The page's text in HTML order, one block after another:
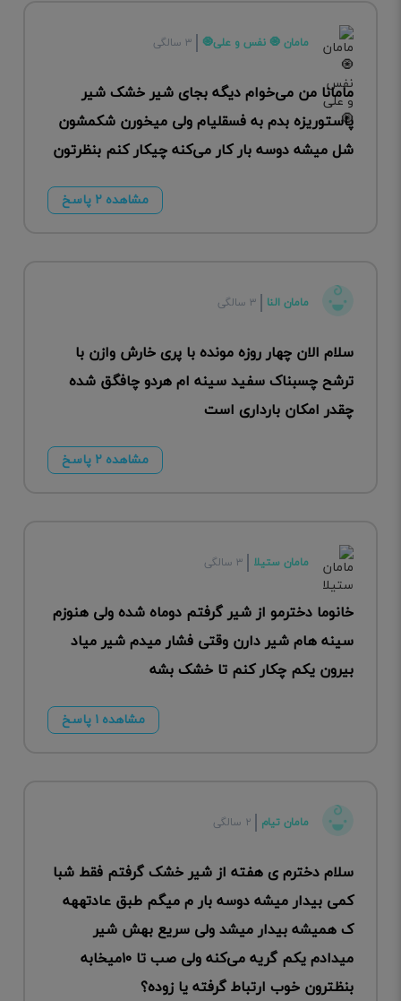
مامان 🧿 نفس و علی🧿 ۳ سالگی
مامانا من می‌خوام دیگه بجای شیر خشک شیر
پاستوریزه بدم به فسقلیام ولی میخورن شکمشون
شل میشه دوسه بار کار می‌کنه چیکار کنم بنظرتون
مشاهده ۲ پاسخ
مامان النا ۳ سالگی
سلام الان چهار روزه مونده با پری خارش وازن با
ترشح چسبناک سفید سینه ام هردو چافگق شده
چقدر امکان بارداری است
مشاهده ۲ پاسخ
مامان ستیلا ۳ سالگی
خانوما دخترمو از شیر گرفتم دوماه شده ولی هنوزم
سینه هام شیر دارن وقتی فشار میدم شیر میاد
بیرون یکم چکار کنم تا خشک بشه
مشاهده ۱ پاسخ
مامان تیام ۲ سالگی
سلام دخترم ی هفته از شیر خشک گرفتم فقط شبا
کمی بیدار میشه دوسه بار م میگم طبق عادتههه
ک همیشه بیدار میشد ولی سریع بهش شیر
میدادم یکم گریه می‌کنه ولی صب تا ۱۰میخابه
بنظترون خوب ارتباط گرفته یا زوده؟